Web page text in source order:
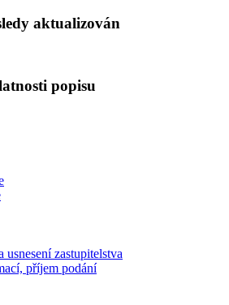
aktualizován
popisu
usnesení zastupitelstva
příjem podání